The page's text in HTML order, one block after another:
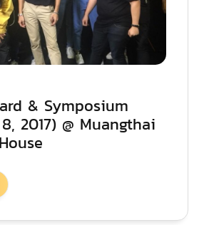
& Symposium
2017) @ Muangthai